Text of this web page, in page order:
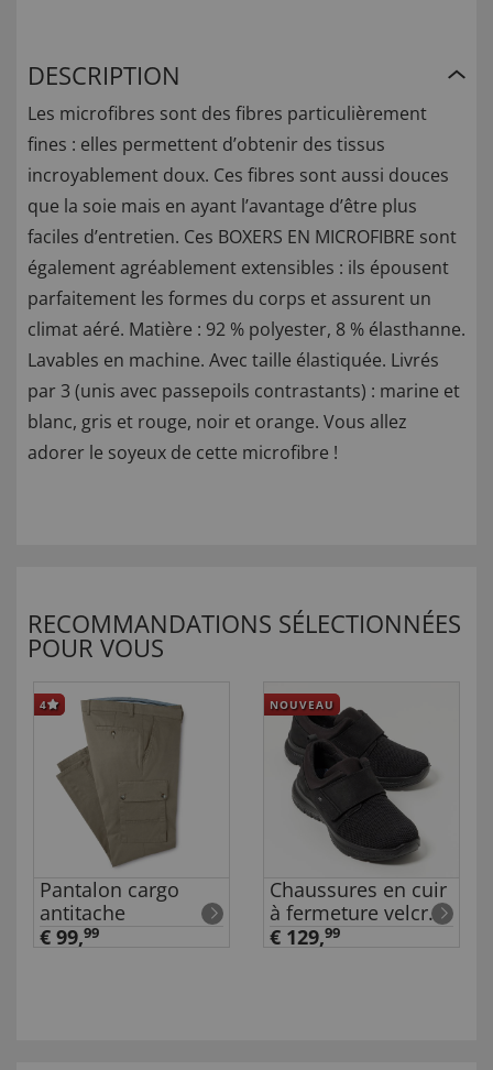
DESCRIPTION
Les microfibres sont des fibres particulièrement
fines : elles permettent d’obtenir des tissus
incroyablement doux. Ces fibres sont aussi douces
que la soie mais en ayant l’avantage d’être plus
faciles d’entretien. Ces BOXERS EN MICROFIBRE sont
également agréablement extensibles : ils épousent
parfaitement les formes du corps et assurent un
climat aéré. Matière : 92 % polyester, 8 % élasthanne.
Lavables en machine. Avec taille élastiquée. Livrés
par 3 (unis avec passepoils contrastants) : marine et
blanc, gris et rouge, noir et orange. Vous allez
adorer le soyeux de cette microfibre !
RECOMMANDATIONS SÉLECTIONNÉES
POUR VOUS
4
Pantalon cargo
antitache
€ 99,99
NOUVEAU
Chaussures en cuir
à fermeture velcro
pour homme
€ 129,99